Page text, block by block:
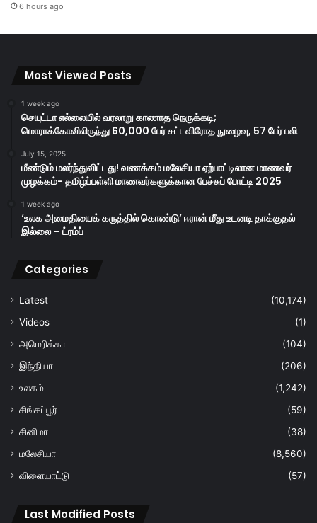
6 hours ago
Most Viewed Posts
1 week ago
செயுட்டா எல்லையில் வரலாறு காணாத நெருக்கடி;
மொராக்கோவிலிருந்து 60,000 பேர் சட்டவிரோத நுழைவு, 57 பேர் பலி
July 15, 2025
மீண்டும் மலர்ந்துவிட்டது! வணக்கம் மலேசியா ஏற்பாட்டிலான மாணவர்
முழக்கம்- தமிழ்ப்பள்ளி மாணவர்களுக்கான பேச்சுப் போட்டி 2025
1 week ago
‘உலக அமைதியைக் கருத்தில் கொண்டு’ ஈரான் மீது உடனடி தாக்குதல்
இல்லை – ட்ரம்ப்
Categories
Latest
(10,174)
Videos
(1)
அமெரிக்கா
(104)
இந்தியா
(206)
உலகம்
(1,242)
சிங்கப்பூர்
(59)
சினிமா
(38)
மலேசியா
(8,560)
விளையாட்டு
(57)
Last Modified Posts